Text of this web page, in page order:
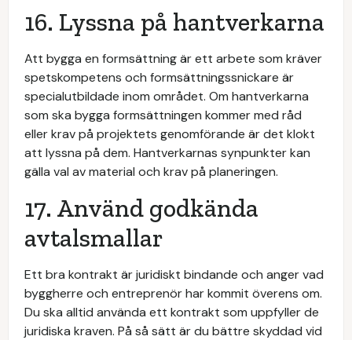
16. Lyssna på hantverkarna
Att bygga en formsättning är ett arbete som kräver
spetskompetens och formsättningssnickare är
specialutbildade inom området. Om hantverkarna
som ska bygga formsättningen kommer med råd
eller krav på projektets genomförande är det klokt
att lyssna på dem. Hantverkarnas synpunkter kan
gälla val av material och krav på planeringen.
17. Använd godkända
avtalsmallar
Ett bra kontrakt är juridiskt bindande och anger vad
byggherre och entreprenör har kommit överens om.
Du ska alltid använda ett kontrakt som uppfyller de
juridiska kraven. På så sätt är du bättre skyddad vid